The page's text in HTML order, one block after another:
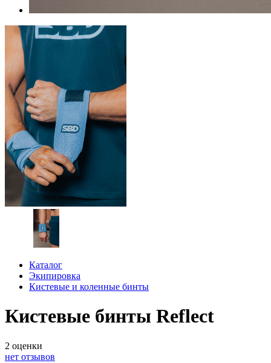
Каталог
Экипировка
Кистевые и коленные бинты
Кистевые бинты Reflect
2 оценки
нет отзывов